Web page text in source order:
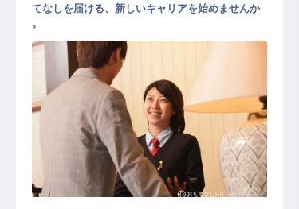
ゲストサービス
てなしを届ける、新しいキャリアを始めませんか
。